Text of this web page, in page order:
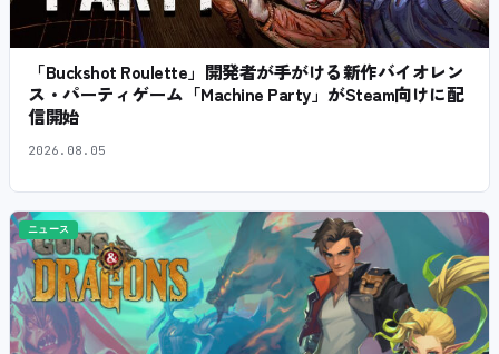
「Buckshot Roulette」開発者が手がける新作バイオレン
ス・パーティゲーム「Machine Party」がSteam向けに配
信開始
2026.08.05
ニュース